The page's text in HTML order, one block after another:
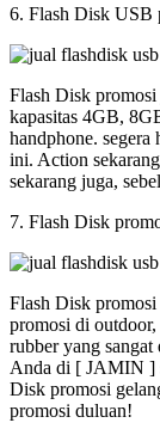
6. Flash Disk USB
Flash Disk
kapasitas 4GB,
handphone.
ini. Action
sekarang juga,
7. Flash Disk
Flash Disk
promosi di
rubber yang
Anda di [ JAMIN ]
Disk promosi
promosi duluan!